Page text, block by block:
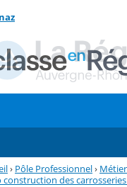
› Pôle Professionnel›
construction des carrosseries